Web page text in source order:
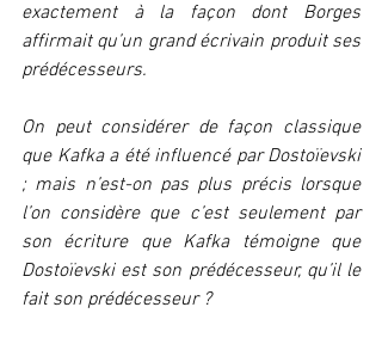
exactement à la façon dont Borges
affirmait qu’un grand écrivain produit ses
prédécesseurs.
On peut considérer de façon classique
que Kafka a été influencé par Dostoïevski
; mais n’est-on pas plus précis lorsque
l’on considère que c’est seulement par
son écriture que Kafka témoigne que
Dostoïevski est son prédécesseur, qu’il le
fait son prédécesseur ?